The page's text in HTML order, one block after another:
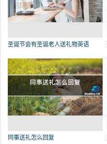
圣诞节会有圣诞老人送礼物英语
同事送礼怎么回复